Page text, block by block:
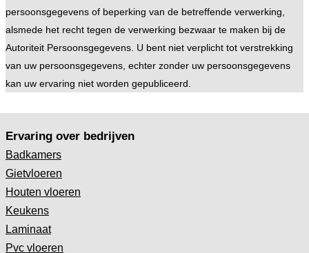
persoonsgegevens of beperking van de betreffende verwerking,
alsmede het recht tegen de verwerking bezwaar te maken bij de
Autoriteit Persoonsgegevens. U bent niet verplicht tot verstrekking
van uw persoonsgegevens, echter zonder uw persoonsgegevens
kan uw ervaring niet worden gepubliceerd.
Ervaring over bedrijven
Badkamers
Gietvloeren
Houten vloeren
Keukens
Laminaat
Pvc vloeren